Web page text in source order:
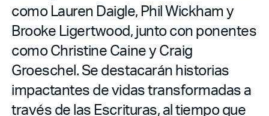
como Lauren Daigle, Phil Wickham y
Brooke Ligertwood, junto con ponentes
como Christine Caine y Craig
Groeschel. Se destacarán historias
impactantes de vidas transformadas a
través de las Escrituras, al tiempo que